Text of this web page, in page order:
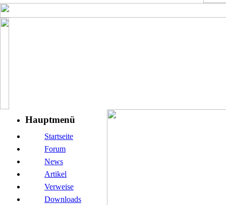
Hauptmenü
Startseite
Forum
News
Artikel
Verweise
Downloads